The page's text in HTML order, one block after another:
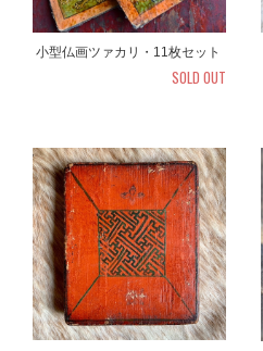
小型仏画ツァカリ・11枚セット
SOLD OUT